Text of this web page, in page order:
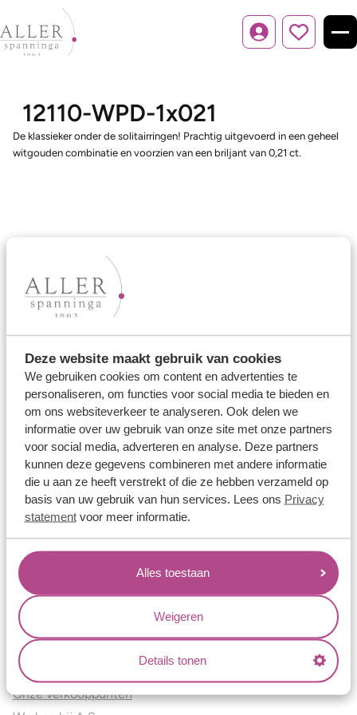
Deze website maakt gebruik van cookies
We gebruiken cookies om content en advertenties te
personaliseren, om functies voor social media te bieden en
om ons websiteverkeer te analyseren. Ook delen we
informatie over uw gebruik van onze site met onze partners
voor social media, adverteren en analyse. Deze partners
kunnen deze gegevens combineren met andere informatie
die u aan ze heeft verstrekt of die ze hebben verzameld op
basis van uw gebruik van hun services. Lees ons Privacy
statementvoor meer informatie.
Alles toestaan
Weigeren
Details tonen
Inloggen
12110-WPD-1x021
De klassieker onder de solitairringen! Prachtig uitgevoerd in een geheel
witgouden combinatie en voorzien van een briljant van 0,21 ct.
Ons aanbod
Trouwringen
Memoireringen
Verlovingsringen
Vriendschapsringen
Over ons
Aller Spanninga
Historie
Certificaten
Blogs
Jouw voordelen
Conflictvrije Materialen
Oneindig veel mogelijkheden
Kwaliteit
Juweliers & Contact
Onze verkooppunten